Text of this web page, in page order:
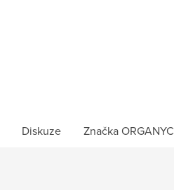
Diskuze ZnačkaORGANYC